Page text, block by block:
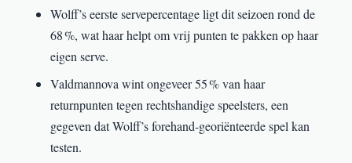
Wolff’s eerste servepercentage ligt dit seizoen rond de
68 %, wat haar helpt om vrij punten te pakken op haar
eigen serve.
Valdmannova wint ongeveer 55 % van haar
returnpunten tegen rechtshandige speelsters, een
gegeven dat Wolff’s forehand-georiënteerde spel kan
testen.